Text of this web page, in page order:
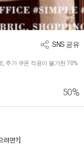
SNS 공유
, 추가 쿠폰 적용이 불가한 70%
50%
려면? ]